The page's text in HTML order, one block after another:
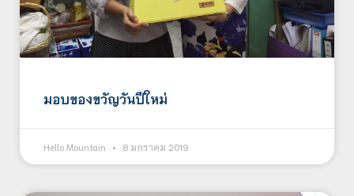
มอบของขวัญวันปีใหม่
Hello Mountain 8 มกราคม 2019